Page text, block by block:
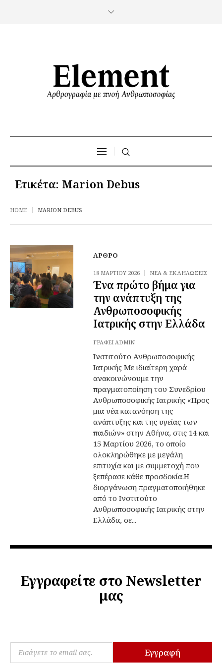
Ετικέτα: Marion Debus
HOME MARION DEBUS
ΆΡΘΡΟ
18 ΜΑΡΤΊΟΥ 2026 ΝΈΑ & ΕΚΔΗΛΏΣΕΙΣ
Ένα πρώτο βήμα για
την ανάπτυξη της
Ανθρωποσοφικής
Ιατρικής στην Ελλάδα
ΓΡΆΦΕΙ ADMIN
Ινστιτούτο Ανθρωποσοφικής
Ιατρικής Με ιδιαίτερη χαρά
ανακοινώνουμε την
πραγματοποίηση του Συνεδρίου
Ανθρωποσοφικής Ιατρικής «Προς
μια νέα κατανόηση της
ανάπτυξης και της υγείας των
παιδιών» στην Αθήνα, στις 14 και
15 Μαρτίου 2026, το οποίο
ολοκληρώθηκε με μεγάλη
επιτυχία και με συμμετοχή που
ξεπέρασε κάθε προσδοκία.Η
διοργάνωση πραγματοποιήθηκε
από το Ινστιτούτο
Ανθρωποσοφικής Ιατρικής στην
Ελλάδα, σε...
Εγγραφείτε στο Newsletter
μας
E
Εγγραφή